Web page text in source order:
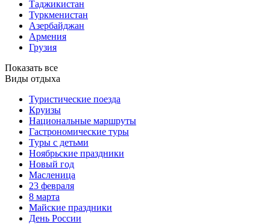
Таджикистан
Туркменистан
Азербайджан
Армения
Грузия
Показать все
Виды отдыха
Туристические поезда
Круизы
Национальные маршруты
Гастрономические туры
Туры с детьми
Ноябрьские праздники
Новый год
Масленица
23 февраля
8 марта
Майские праздники
День России